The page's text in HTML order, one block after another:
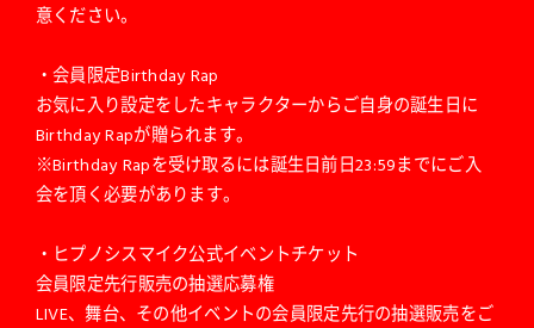
意ください。
・会員限定Birthday Rap
お気に入り設定をしたキャラクターからご自身の誕生日に
Birthday Rapが贈られます。
※Birthday Rapを受け取るには誕生日前日23:59までにご入
会を頂く必要があります。
・ヒプノシスマイク公式イベントチケット
会員限定先行販売の抽選応募権
LIVE、舞台、その他イベントの会員限定先行の抽選販売をご